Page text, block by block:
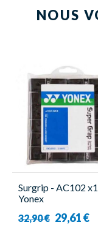
NOUS
Surgrip - AC102
Yonex
32,90 € 29,61 €